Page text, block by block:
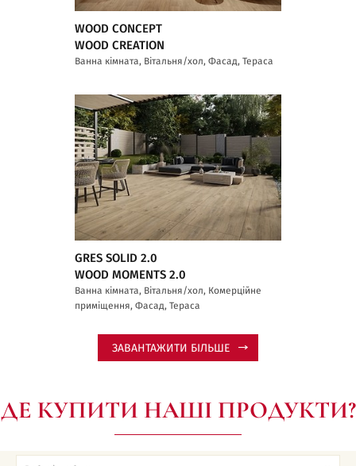
WOOD CONCEPT
WOOD CREATION
Ванна кімната, Вітальня/хол, Фасад, Тераса
GRES SOLID 2.0
WOOD MOMENTS 2.0
Ванна кімната, Вітальня/хол, Комерційне
приміщення, Фасад, Тераса
ЗАВАНТАЖИТИ БІЛЬШЕ
ДЕ КУПИТИ НАШІ ПРОДУКТИ?